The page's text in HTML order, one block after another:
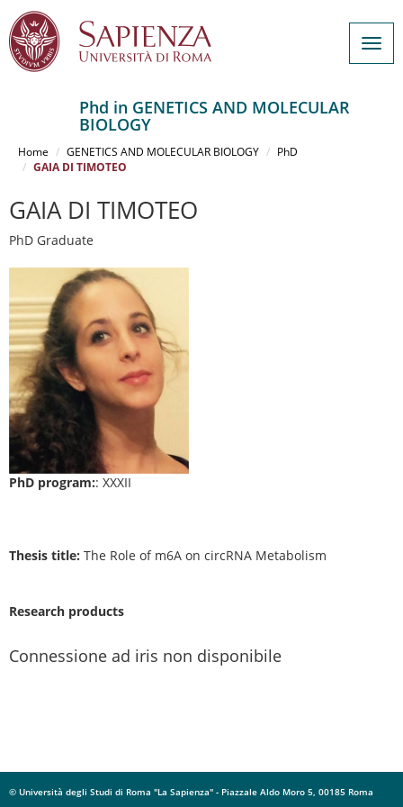
contenuto
Phd in GENETICS AND MOLECULAR
BIOLOGY
Home GENETICS AND MOLECULAR BIOLOGY
PhD
GAIA DI TIMOTEO
GAIA DI TIMOTEO
PhD Graduate
PhD program:: XXXII
Thesis title: The Role of m6A on circRNA Metabolism
Research products
Connessione ad iris non disponibile
© Università degli Studi di Roma "La Sapienza" - Piazzale Aldo Moro 5, 00185 Roma